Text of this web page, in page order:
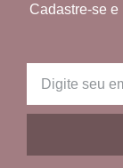
Cadastre-se